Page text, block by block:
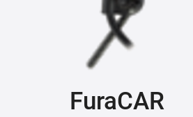
FuraCAR